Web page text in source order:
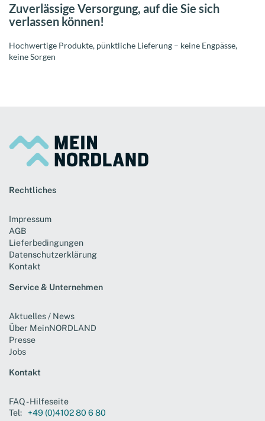
Zuverlässige Versorgung, auf die Sie sich
verlassen können!
Hochwertige Produkte, pünktliche Lieferung – keine Engpässe,
keine Sorgen
Rechtliches
Impressum
AGB
Lieferbedingungen
Datenschutzerklärung
Kontakt
Service & Unternehmen
Aktuelles / News
Über MeinNORDLAND
Presse
Jobs
Kontakt
FAQ - Hilfeseite
Tel:
+49 (0)4102 80 6 80